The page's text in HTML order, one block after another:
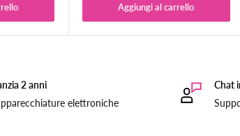
Aggiungi al carrello
2 anni
elettroniche
Chat